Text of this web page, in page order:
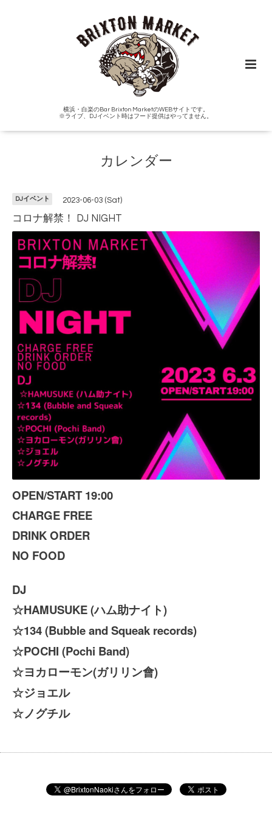
横浜・白楽のBar Brixton MarketのWEBサイトです。
※ライブ、DJイベント時はフード提供はやってません。
カレンダー
DJイベント 2023-06-03 (Sat)
コロナ解禁！ DJ NIGHT
OPEN/START 19:00
CHARGE FREE
DRINK ORDER
NO FOOD
DJ
☆HAMUSUKE (ハム助ナイト)
☆134 (Bubble and Squeak records)
☆POCHI (Pochi Band)
☆ヨカローモン(ガリリン會)
☆ジョエル
☆ノグチル